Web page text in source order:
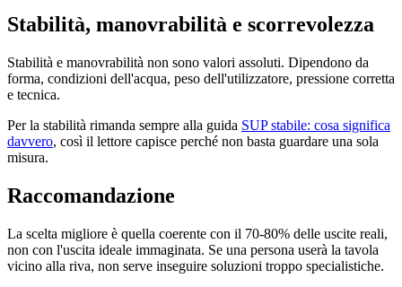
Stabilità, manovrabilità e scorrevolezza
Stabilità e manovrabilità non sono valori assoluti. Dipendono da
forma, condizioni dell'acqua, peso dell'utilizzatore, pressione corretta
e tecnica.
Per la stabilità rimanda sempre alla guida SUP stabile: cosa significa
davvero, così il lettore capisce perché non basta guardare una sola
misura.
Raccomandazione
La scelta migliore è quella coerente con il 70-80% delle uscite reali,
non con l'uscita ideale immaginata. Se una persona userà la tavola
vicino alla riva, non serve inseguire soluzioni troppo specialistiche.